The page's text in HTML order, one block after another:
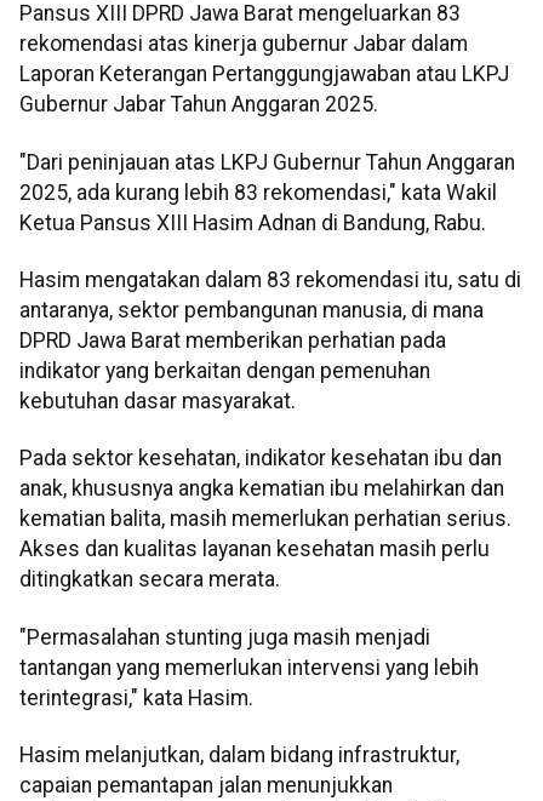
Pansus XIII DPRD Jawa Barat mengeluarkan 83
rekomendasi atas kinerja gubernur Jabar dalam
Laporan Keterangan Pertanggungjawaban atau LKPJ
Gubernur Jabar Tahun Anggaran 2025.
"Dari peninjauan atas LKPJ Gubernur Tahun Anggaran
2025, ada kurang lebih 83 rekomendasi," kata Wakil
Ketua Pansus XIII Hasim Adnan di Bandung, Rabu.
Hasim mengatakan dalam 83 rekomendasi itu, satu di
antaranya, sektor pembangunan manusia, di mana
DPRD Jawa Barat memberikan perhatian pada
indikator yang berkaitan dengan pemenuhan
kebutuhan dasar masyarakat.
Pada sektor kesehatan, indikator kesehatan ibu dan
anak, khususnya angka kematian ibu melahirkan dan
kematian balita, masih memerlukan perhatian serius.
Akses dan kualitas layanan kesehatan masih perlu
ditingkatkan secara merata.
"Permasalahan stunting juga masih menjadi
tantangan yang memerlukan intervensi yang lebih
terintegrasi," kata Hasim.
Hasim melanjutkan, dalam bidang infrastruktur,
capaian pemantapan jalan menunjukkan